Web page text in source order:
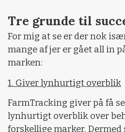
Tre grunde til
For mig at se er der nok
mange af jer er gået all in
marken:
1. Giver lynhurtigt overblik
FarmTracking giver på få
lynhurtigt overblik over
forskellige marker.